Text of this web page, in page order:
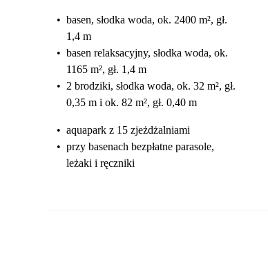
• basen, słodka woda, ok. 2400 m², gł.
1,4 m
• basen relaksacyjny, słodka woda, ok.
1165 m², gł. 1,4 m
• 2 brodziki, słodka woda, ok. 32 m², gł.
0,35 m i ok. 82 m², gł. 0,40 m
• aquapark z 15 zjeżdżalniami
• przy basenach bezpłatne parasole,
leżaki i ręczniki